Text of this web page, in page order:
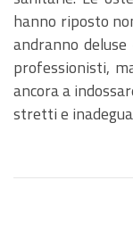
hanno riposto
andranno
professionisti,
ancora a
stretti e